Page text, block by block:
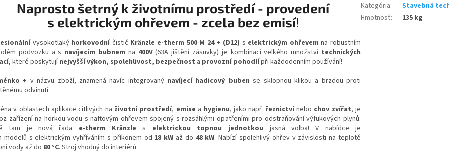
Naprosto šetrný k životnímu prostředí - provedení
s elektrickým ohřevem - zcela bez emisí!
vysokotlaký horkovodníčistič Kränzle e-therm 500 M 24 + (D12) s elektrickým ohřevem na robustním
podvozku a s navíjecím bubnem na 400V(63A jištění zásuvky) je kombinací velkého množství technických
, které poskytujínejvyšší výkon, spolehlivost, bezpečnost a provozní pohodlípři každodenním používání!
+ v názvu zboží, znamená navíc integrovaný navíjecí hadicový buben se sklopnou klikou a brzdou proti
odvinutí.
v oblastech aplikace citlivých na životní prostředí, emise a hygienu, jako např. řeznictvínebo chov zvířat, je
zařízení na horkou vodu s naftovým ohřevem spojený s rozsáhlými opatřeními pro odstraňování výfukových plynů.
tam je nová řada e-therm Kränzle s elektrickou topnou jednotkou jasná volba! V nabídce je
modelů s elektrickým vyhříváním s příkonem od 18 kW až do 48 kW. Nabízí spolehlivý ohřev v závislosti na teplotě
vody až do 80 °C. Stroj vhodný do interiérů.
Kategória:
Stavebná
Hmotnosť: 135 kg